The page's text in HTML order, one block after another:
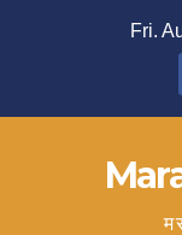
Fri.